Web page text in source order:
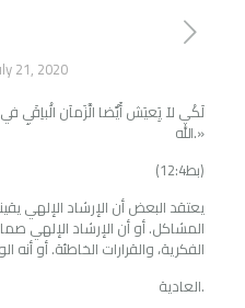
21, 2020
الله.»
(1بط2:4)
يعتقد البعض أن الإرشاد الإلهي
المشاكل. أو أن الإرشاد الإلهي
الفكرية، والقرارات الخاطئة. أو أنه
العادية.